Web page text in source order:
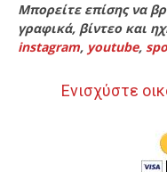
Μπορείτε επίσης να
γραφικά, βίντεο και
instagram, youtube,
Ενισχύστε